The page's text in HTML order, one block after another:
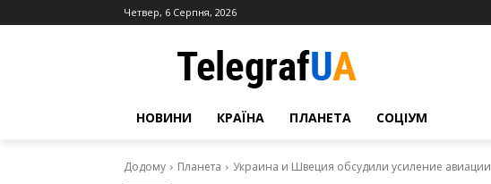
Четвер, 6 Серпня, 2026
НОВИНИ КРАЇНА ПЛАНЕТА СОЦІУМ
Додому Планета Украина и Швеция обсудили усиление авиации